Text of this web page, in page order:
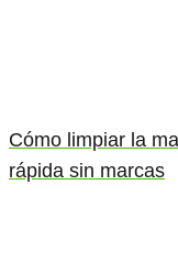
Cómo limpiar la
rápida sin marcas